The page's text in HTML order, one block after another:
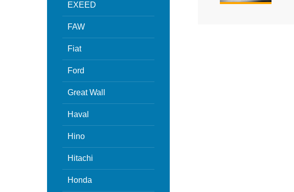
EXEED
FAW
Fiat
Ford
Great Wall
Haval
Hino
Hitachi
Honda